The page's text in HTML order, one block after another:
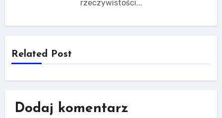
rzeczywistości...
Related Post
Dodaj komentarz